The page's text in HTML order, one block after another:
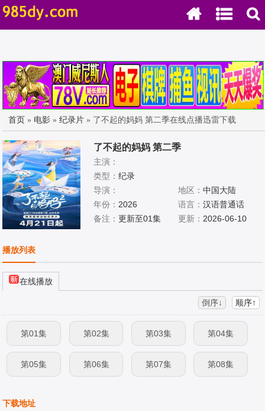
首页 » 电影 »纪录片 » 了不起的妈妈 第二季在线点播迅雷下载
了不起的妈妈 第二季
主演：
类型：纪录
导演：
地区： 中国大陆
年份： 2026 语言： 汉语普通话
备注：更新至01集 更新： 2026-06-10
播放列表
在线播放
倒序↓ 顺序↑
第01集 第02集 第03集 第04集
第05集 第06集 第07集 第08集
下载地址